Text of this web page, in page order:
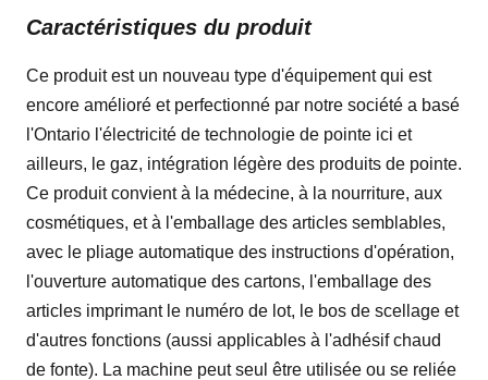
Caractéristiques du produit
Ce produit est un nouveau type d'équipement qui est
encore amélioré et perfectionné par notre société a basé
l'Ontario l'électricité de technologie de pointe ici et
ailleurs, le gaz, intégration légère des produits de pointe.
Ce produit convient à la médecine, à la nourriture, aux
cosmétiques, et à l'emballage des articles semblables,
avec le pliage automatique des instructions d'opération,
l'ouverture automatique des cartons, l'emballage des
articles imprimant le numéro de lot, le bos de scellage et
d'autres fonctions (aussi applicables à l'adhésif chaud
de fonte). La machine peut seul être utilisée ou se reliée